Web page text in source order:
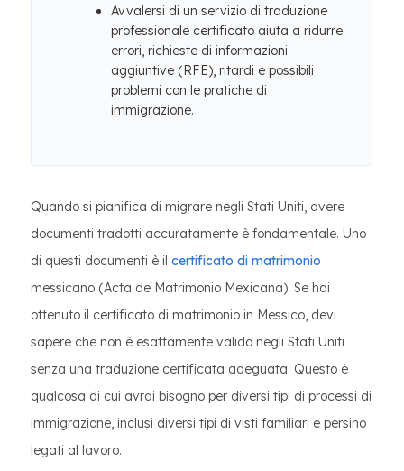
Avvalersi di un servizio di traduzione
professionale certificato aiuta a ridurre
errori, richieste di informazioni
aggiuntive (RFE), ritardi e possibili
problemi con le pratiche di
immigrazione.
Quando si pianifica di migrare negli Stati Uniti, avere
documenti tradotti accuratamente è fondamentale. Uno
di questi documenti è il certificato di matrimonio
messicano (Acta de Matrimonio Mexicana). Se hai
ottenuto il certificato di matrimonio in Messico, devi
sapere che non è esattamente valido negli Stati Uniti
senza una traduzione certificata adeguata. Questo è
qualcosa di cui avrai bisogno per diversi tipi di processi di
immigrazione, inclusi diversi tipi di visti familiari e persino
legati al lavoro.